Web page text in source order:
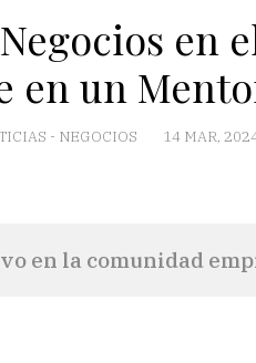
en
en un
- NEGOCIOS 14 MAR,
en la comunidad